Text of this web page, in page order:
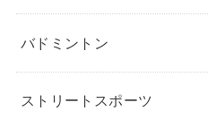
バドミントン
ストリートスポーツ